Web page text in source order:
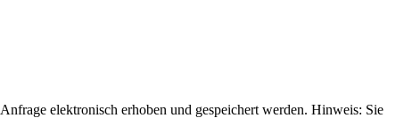
elektronisch erhoben und gespeichert werden. Hinweis: Sie